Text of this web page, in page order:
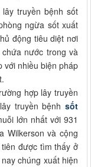
truyền bệnh sốt
ngừa sốt xuất
động tiêu diệt nơi
nước trong và
với nhiều biện pháp
hợp lây truyền
truyền bệnh sốt
lớn nhất với 931
Wilkerson và cộng
được tìm thấy ở
chúng xuất hiện